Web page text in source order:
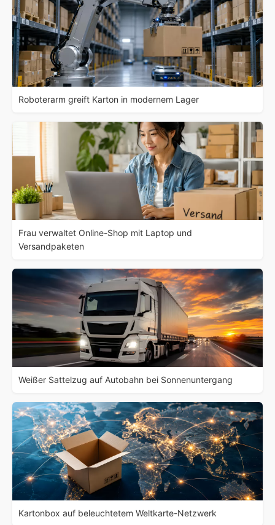
Roboterarm greift Karton in modernem Lager
Frau verwaltet Online-Shop mit Laptop und
Versandpaketen
Weißer Sattelzug auf Autobahn bei Sonnenuntergang
Kartonbox auf beleuchtetem Weltkarte-Netzwerk